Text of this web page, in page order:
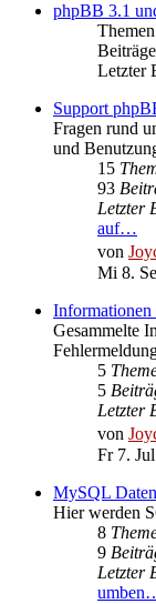
phpBB 3.1
Themen
Beiträge
Letzter
Support
Fragen rund
und
15
93
Letzter
auf…
von
Mi 8.
Gesammelte
5
5
Letzter
von
Fr 7.
MySQL
Hier werden
8
9
Letzter